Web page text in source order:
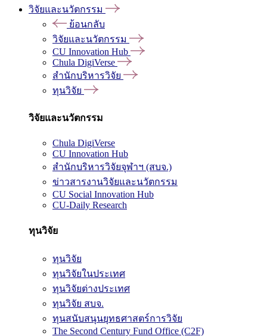
วิจัยและนวัตกรรม
ย้อนกลับ
วิจัยและนวัตกรรม
CU Innovation Hub
Chula DigiVerse
สำนักบริหารวิจัย
ทุนวิจัย
วิจัยและนวัตกรรม
Chula DigiVerse
CU Innovation Hub
สำนักบริหารวิจัยจุฬาฯ (สบจ.)
ข่าวสารงานวิจัยและนวัตกรรม
CU Social Innovation Hub
CU-Daily Research
ทุนวิจัย
ทุนวิจัย
ทุนวิจัยในประเทศ
ทุนวิจัยต่างประเทศ
ทุนวิจัย สบจ.
ทุนสนับสนุนยุทธศาสตร์การวิจัย
The Second Century Fund Office (C2F)